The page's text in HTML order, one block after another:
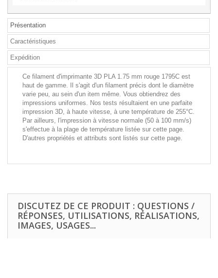
Présentation
Caractéristiques
Expédition
Ce filament d'imprimante 3D PLA 1.75 mm rouge 1795C est
haut de gamme. Il s'agit d'un filament précis dont le diamètre
varie peu, au sein d'un item même. Vous obtiendrez des
impressions uniformes. Nos tests résultaient en une parfaite
impression 3D, à haute vitesse, à une température de 255°C.
Par ailleurs, l'impression à vitesse normale (50 à 100 mm/s)
s'effectue à la plage de température listée sur cette page.
D'autres propriétés et attributs sont listés sur cette page.
DISCUTEZ DE CE PRODUIT : QUESTIONS /
RÉPONSES, UTILISATIONS, RÉALISATIONS,
IMAGES, USAGES...